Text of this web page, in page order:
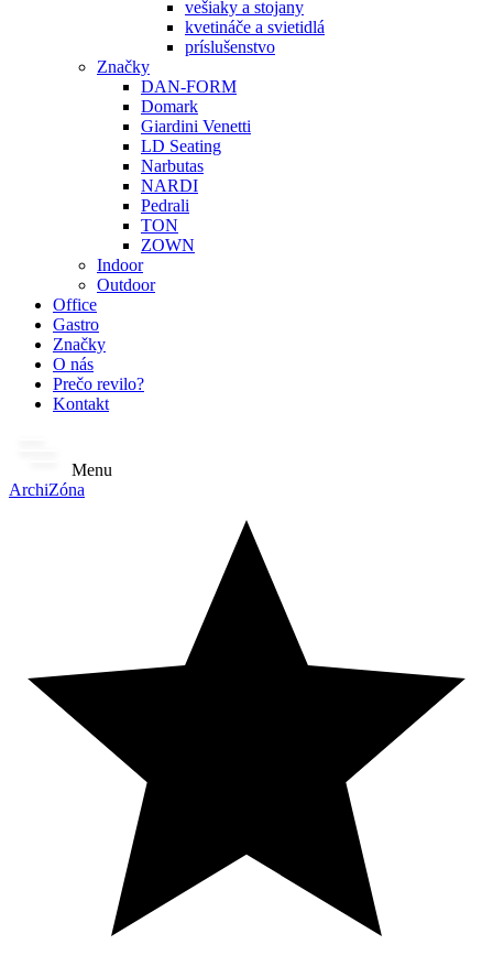
vešiaky a stojany
kvetináče a svietidlá
príslušenstvo
Značky
DAN-FORM
Domark
Giardini Venetti
LD Seating
Narbutas
NARDI
Pedrali
TON
ZOWN
Indoor
Outdoor
Office
Gastro
Značky
O nás
Prečo revilo?
Kontakt
Menu
ArchiZóna